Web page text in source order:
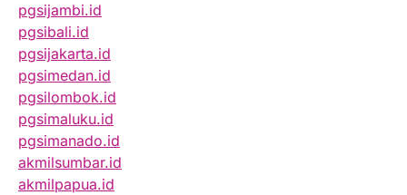
pgsijambi.id
pgsibali.id
pgsijakarta.id
pgsimedan.id
pgsilombok.id
pgsimaluku.id
pgsimanado.id
akmilsumbar.id
akmilpapua.id